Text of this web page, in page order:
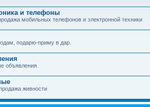
и телефоны
мобильных телефонов и электронной техники
подарю-приму в дар.
объявления
живности